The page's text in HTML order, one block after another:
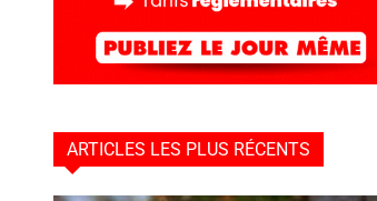
ARTICLES LES PLUS RÉCENTS